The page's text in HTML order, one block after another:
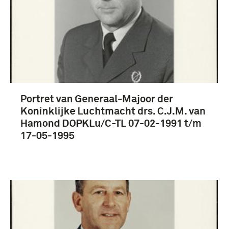
Portret van Generaal-Majoor der
Koninklijke Luchtmacht drs. C.J.M. van
Hamond DOPKLu/C-TL 07-02-1991 t/m
17-05-1995